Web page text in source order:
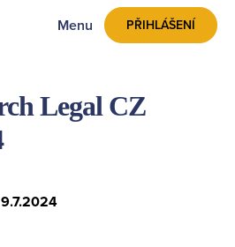
Menu PŘIHLÁŠENÍ
Legal CZ